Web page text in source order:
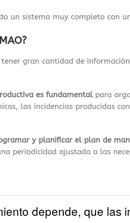
un sistema muy completo con
gran cantidad de
es fundamentalpara
las incidencias producidas
y planificar el plan de
periodicidad ajustada a las
depende, que las